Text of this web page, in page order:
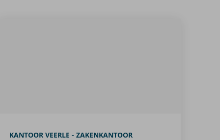
KANTOOR VEERLE - ZAKENKANTOOR